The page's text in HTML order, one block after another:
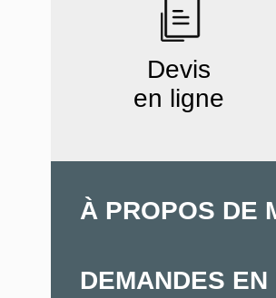
Devis
en ligne
À PROPOS DE
DEMANDES EN